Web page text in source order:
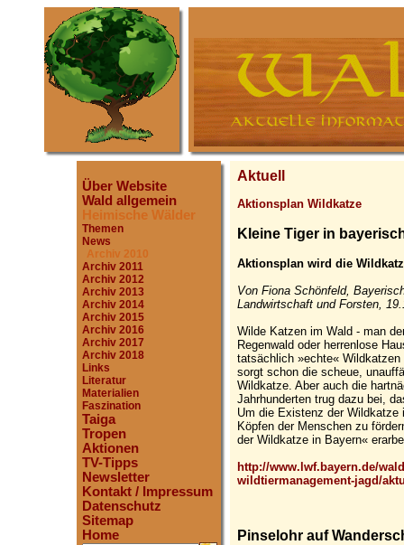
Über Website
Wald allgemein
Heimische Wälder
Themen
News
Archiv 2010
Archiv 2011
Archiv 2012
Archiv 2013
Archiv 2014
Archiv 2015
Archiv 2016
Archiv 2017
Archiv 2018
Links
Literatur
Materialien
Faszination
Taiga
Tropen
Aktionen
TV-Tipps
Newsletter
Kontakt / Impressum
Datenschutz
Sitemap
Home
Aktuell
Aktionsplan Wildkatze
Kleine Tiger in
Aktionsplan wird die
Von Fiona Schönfeld,
Landwirtschaft und Forsten,
Wilde Katzen im Wald - man
Regenwald oder herrenlose
tatsächlich »echte«
sorgt schon die scheue,
Wildkatze. Aber auch die
Jahrhunderten trug dazu bei,
Um die Existenz der Wildkatze
Köpfen der Menschen zu
der Wildkatze in Bayern«
http://www.lwf.bayern.de/
wildtiermanagement-jagd/
Pinselohr auf